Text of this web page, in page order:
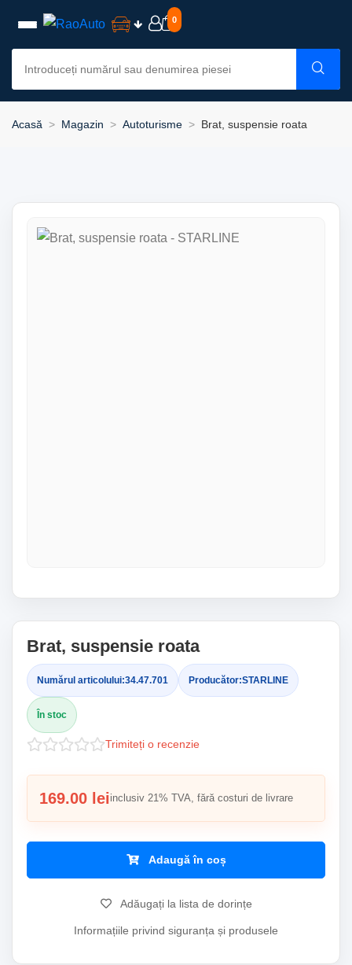
0
Acasă Magazin Autoturisme Brat, suspensie roata
Brat, suspensie roata
Numărul articolului:34.47.701 Producător:STARLINE
În stoc
Trimiteți o recenzie
169.00 leiinclusiv 21% TVA, fără costuri de livrare
Adaugă în coș
Adăugați la lista de dorințe
Informațiile privind siguranța și produsele